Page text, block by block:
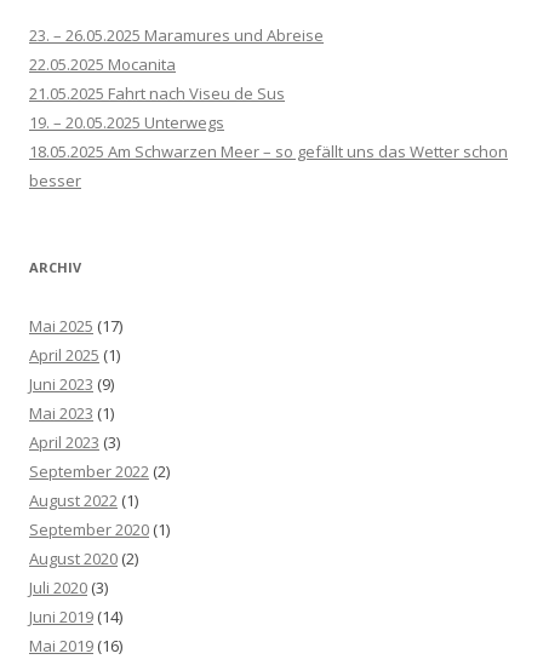
23. – 26.05.2025 Maramures und Abreise
22.05.2025 Mocanita
21.05.2025 Fahrt nach Viseu de Sus
19. – 20.05.2025 Unterwegs
18.05.2025 Am Schwarzen Meer – so gefällt uns das Wetter schon
besser
ARCHIV
Mai 2025 (17)
April 2025 (1)
Juni 2023 (9)
Mai 2023 (1)
April 2023 (3)
September 2022 (2)
August 2022 (1)
September 2020 (1)
August 2020 (2)
Juli 2020 (3)
Juni 2019 (14)
Mai 2019 (16)